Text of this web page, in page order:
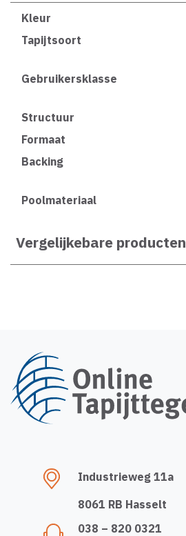
Kleur
Tapijtsoort
Gebruikersklasse
Structuur
Formaat
Backing
Poolmateriaal
Vergelijkebare producten
Industrieweg 11a
8061 RB Hasselt
038 – 820 0321